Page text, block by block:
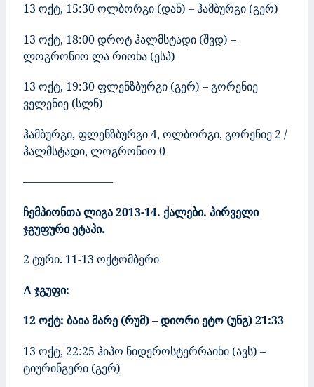
13 ოქტ, 15:30ოლბორგი (დან) – ჰამბურგი (გერ)
13 ოქტ, 18:00დროტ ჰალმსტადი (შვდ) –
ლოგრონიო ლა რიოხა (ესპ)
13 ოქტ, 19:30ფლენზბურგი (გერ) – გორენიე
ველენიე (სლნ)
ჰამბურგი, ფლენზბურგი 4, ოლბორგი, გორენიე 2 /
ჰალმსტადი, ლოგრონიო 0
––––––––––––––––
ჩემპიონთა ლიგა 2013-14. ქალები. პირველი
ჯგუფური ეტაპი.
2 ტური. 11-13 ოქტომბერი
Aჯგუფი:
12 ოქტ: ბაია მარე (რუმ) – დიორი ეტო (უნგ)21:33
13 ოქტ, 22:25 ჰიპო ნიდეროსტერრაიხი (ავს) –
ტიურინგერი (გერ)